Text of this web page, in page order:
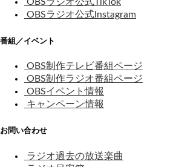
OBSラジオ公式Instagram
番組／イベント
OBS制作テレビ番組ページ
OBS制作ラジオ番組ページ
OBSイベント情報
キャンペーン情報
お問い合わせ
ラジオ過去の放送楽曲